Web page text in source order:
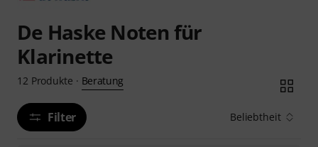
De Haske Noten für
Klarinette
12 Produkte · Beratung
Filter Beliebtheit